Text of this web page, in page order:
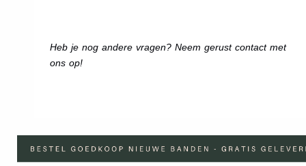
Heb je nog andere vragen? Neem gerust contact met
ons op!